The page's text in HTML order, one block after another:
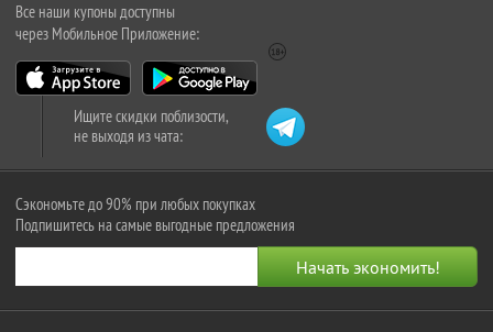
Все наши купоны доступны
через Мобильное Приложение:
Ищите скидки поблизости,
не выходя из чата:
Сэкономьте до 90% при любых покупках
Подпишитесь на самые выгодные предложения